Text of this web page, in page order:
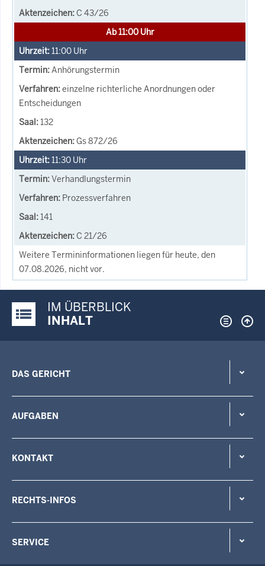
C 43/26
Ab 11:00 Uhr
11:00 Uhr
Anhörungstermin
einzelne richterliche Anordnungen oder
Entscheidungen
132
Gs 872/26
11:30 Uhr
Verhandlungstermin
Prozessverfahren
141
C 21/26
Weitere Termininformationen liegen für heute, den
07.08.2026, nicht vor.
Justiz-Portal im Überblick:
IM ÜBERBLICK
INHALT
DAS GERICHT
AUFGABEN
KONTAKT
RECHTS-INFOS
SERVICE